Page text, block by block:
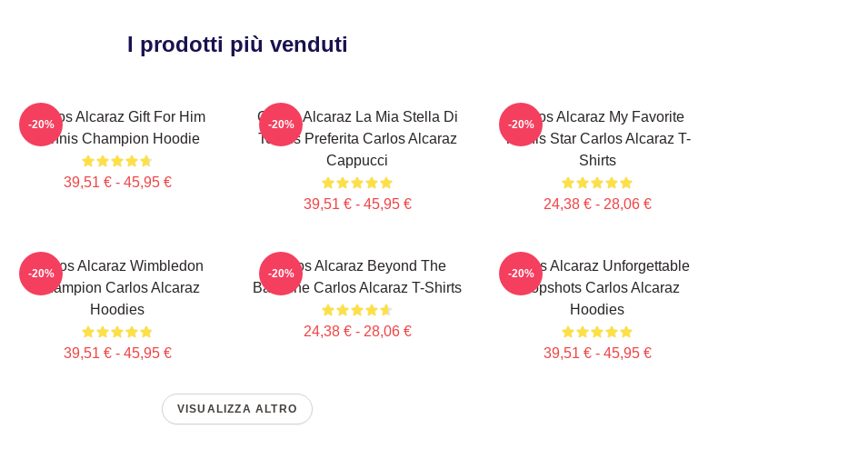
I prodotti più venduti
Carlos Alcaraz Gift For Him
Tennis Champion Hoodie
39,51 € - 45,95 €
-20%
Carlos Alcaraz La Mia Stella Di
Tennis Preferita Carlos Alcaraz
Cappucci
39,51 € - 45,95 €
-20%
Carlos Alcaraz My Favorite
Tennis Star Carlos Alcaraz T-
Shirts
24,38 € - 28,06 €
-20%
Carlos Alcaraz Wimbledon
Champion Carlos Alcaraz
Hoodies
39,51 € - 45,95 €
-20%
Carlos Alcaraz Beyond The
Baseline Carlos Alcaraz T-Shirts
24,38 € - 28,06 €
-20%
Carlos Alcaraz Unforgettable
Dropshots Carlos Alcaraz
Hoodies
39,51 € - 45,95 €
-20%
VISUALIZZA ALTRO